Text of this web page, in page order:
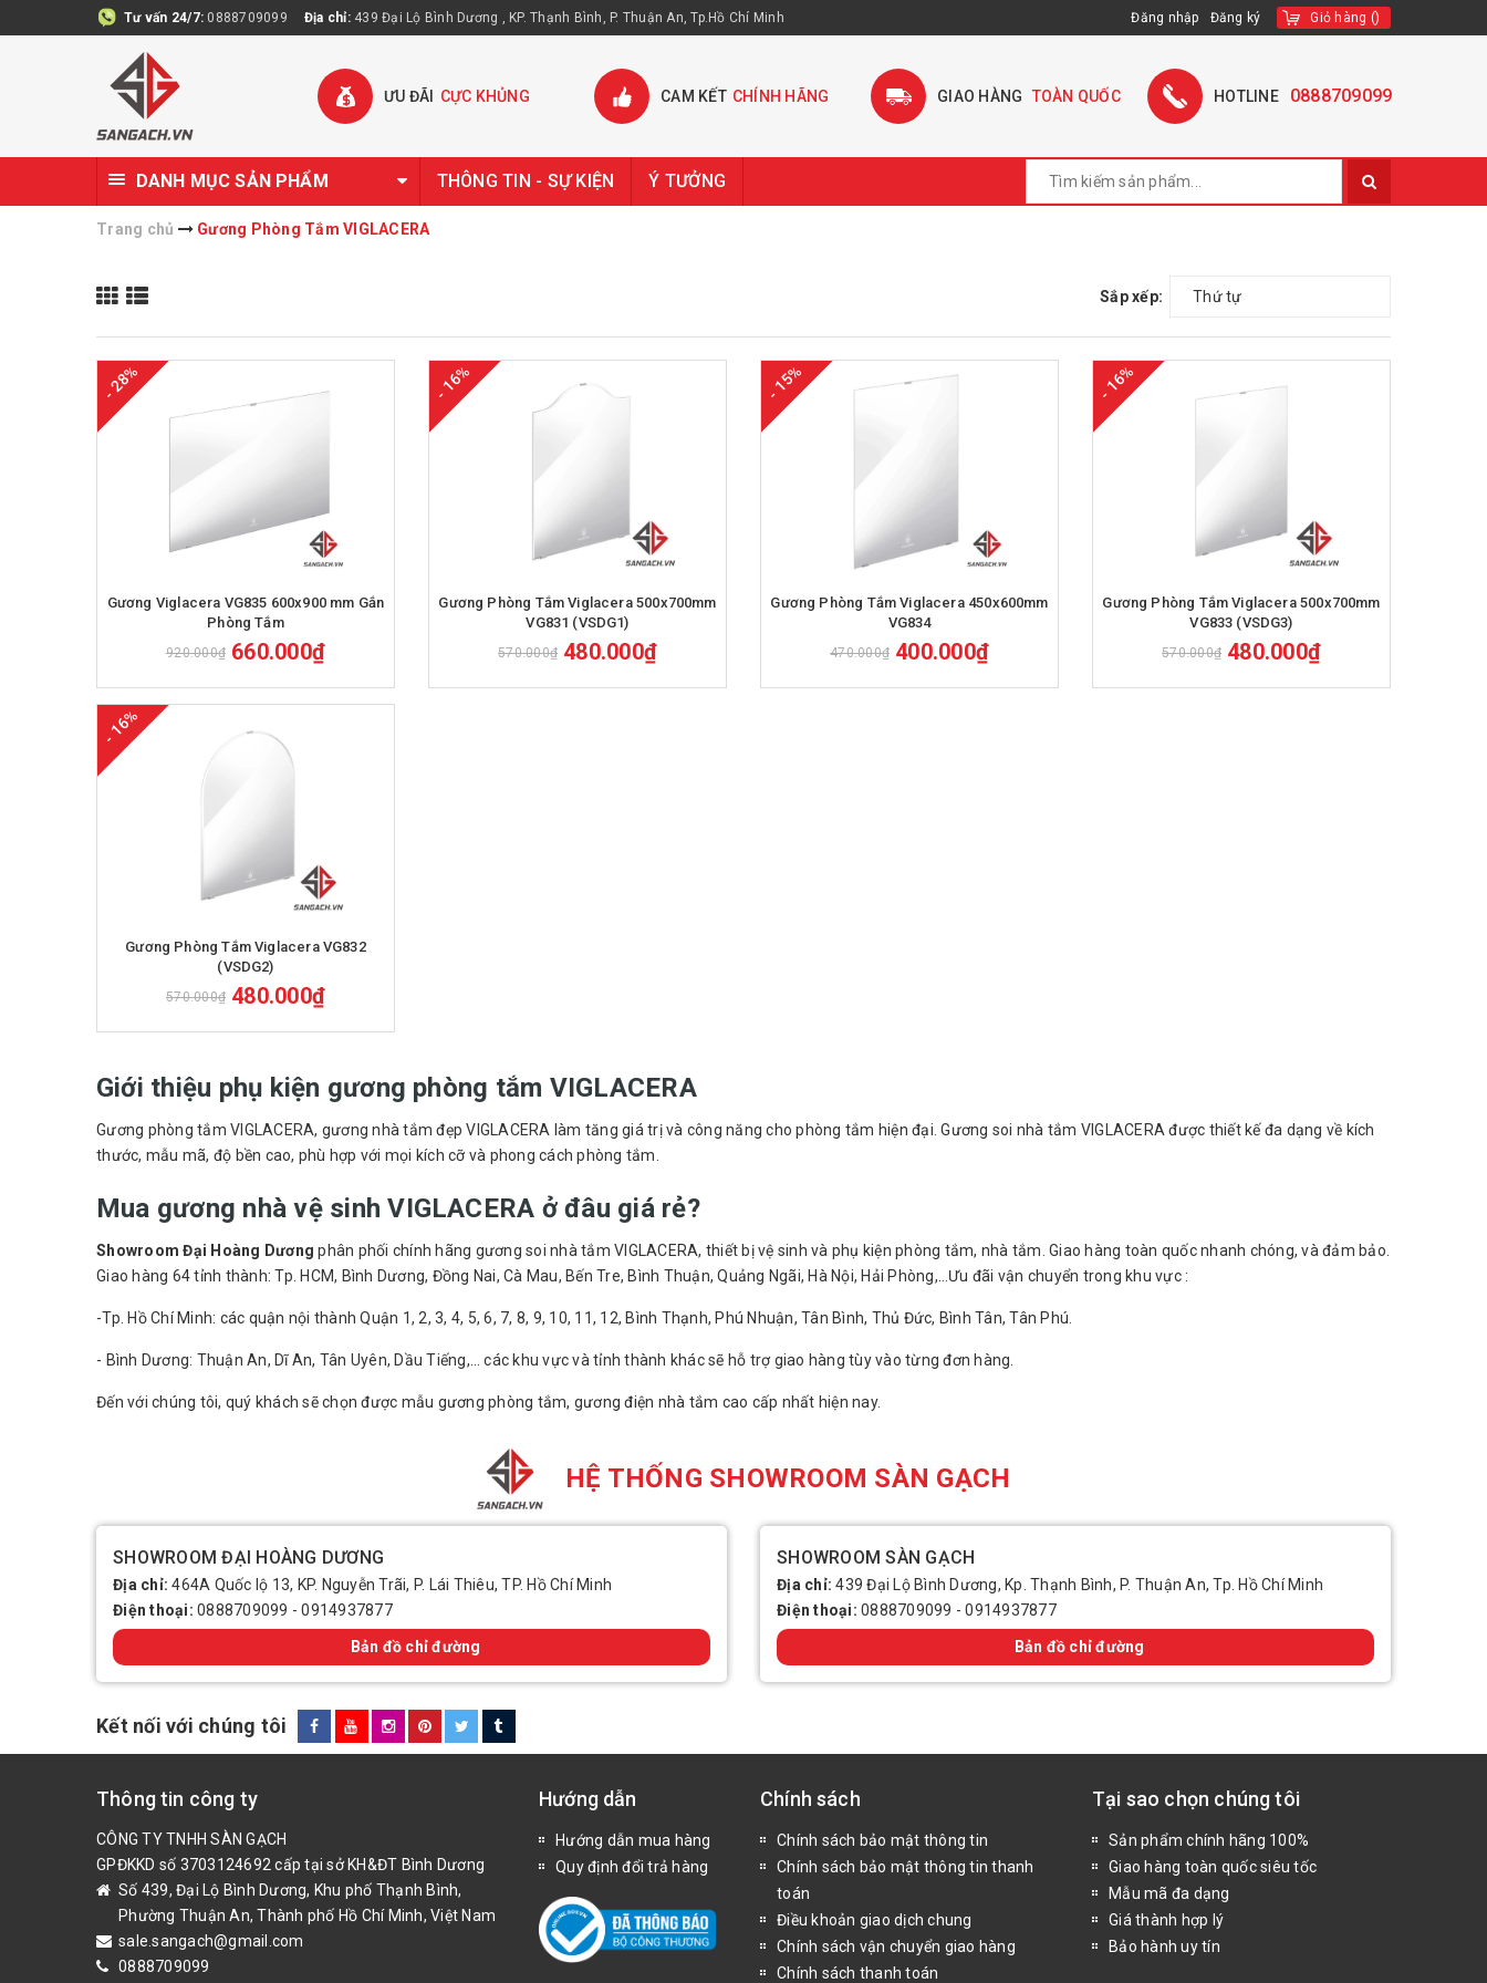
Tư vấn 24/7: 0888709099 Địa chỉ: 439 Đại Lộ Bình Dương , KP. Thạnh Bình, P. Thuận An, Tp.Hồ Chí Minh Đăng nhập Đăng ký Giỏ hàng ()
ƯU ĐÃI CỰC KHỦNG CAM KẾT CHÍNH HÃNG GIAO HÀNG TOÀN QUỐC HOTLINE 0888709099
DANH MỤC SẢN PHẨM THÔNG TIN - SỰ KIỆN Ý TƯỞNG
Trang chủ Gương Phòng Tắm VIGLACERA
Sắp xếp: Thứ tự
- 28%
Gương Viglacera VG835 600x900 mm Gắn
Phòng Tắm
920.000₫ 660.000₫
- 16%
Gương Phòng Tắm Viglacera 500x700mm
VG831 (VSDG1)
570.000₫ 480.000₫
- 15%
Gương Phòng Tắm Viglacera 450x600mm
VG834
470.000₫ 400.000₫
- 16%
Gương Phòng Tắm Viglacera 500x700mm
VG833 (VSDG3)
570.000₫ 480.000₫
- 16%
Gương Phòng Tắm Viglacera VG832
(VSDG2)
570.000₫ 480.000₫
Giới thiệu phụ kiện gương phòng tắm VIGLACERA
Gương phòng tắm VIGLACERA, gương nhà tắm đẹp VIGLACERA làm tăng giá trị và công năng cho phòng tắm hiện đại. Gương soi nhà tắm VIGLACERA được thiết kế đa dạng về kích
thước, mẫu mã, độ bền cao, phù hợp với mọi kích cỡ và phong cách phòng tắm.
Mua gương nhà vệ sinh VIGLACERA ở đâu giá rẻ?
Showroom Đại Hoàng Dương phân phối chính hãng gương soi nhà tắm VIGLACERA, thiết bị vệ sinh và phụ kiện phòng tắm, nhà tắm. Giao hàng toàn quốc nhanh chóng, và đảm bảo.
Giao hàng 64 tỉnh thành: Tp. HCM, Bình Dương, Đồng Nai, Cà Mau, Bến Tre, Bình Thuận, Quảng Ngãi, Hà Nội, Hải Phòng,…Ưu đãi vận chuyển trong khu vực :
-Tp. Hồ Chí Minh: các quận nội thành Quận 1, 2, 3, 4, 5, 6, 7, 8, 9, 10, 11, 12, Bình Thạnh, Phú Nhuận, Tân Bình, Thủ Đức, Bình Tân, Tân Phú.
- Bình Dương: Thuận An, Dĩ An, Tân Uyên, Dầu Tiếng,… các khu vực và tỉnh thành khác sẽ hỗ trợ giao hàng tùy vào từng đơn hàng.
Đến với chúng tôi, quý khách sẽ chọn được mẫu gương phòng tắm, gương điện nhà tắm cao cấp nhất hiện nay.
HỆ THỐNG SHOWROOM SÀN GẠCH
SHOWROOM ĐẠI HOÀNG DƯƠNG
Địa chỉ:464A Quốc lộ 13, KP. Nguyễn Trãi, P. Lái Thiêu, TP. Hồ Chí Minh
Điện thoại: 0888709099 -0914937877
Bản đồ chỉ đường
SHOWROOM SÀN GẠCH
Địa chỉ:439 Đại Lộ Bình Dương, Kp. Thạnh Bình, P. Thuận An, Tp. Hồ Chí Minh
Điện thoại: 0888709099 -0914937877
Bản đồ chỉ đường
Kết nối với chúng tôi
Thông tin công ty
CÔNG TY TNHH SÀN GẠCH
GPĐKKD số 3703124692 cấp tại sở KH&ĐT Bình Dương
Số 439, Đại Lộ Bình Dương, Khu phố Thạnh Bình,
Phường Thuận An, Thành phố Hồ Chí Minh, Việt Nam
sale.sangach@gmail.com
0888709099
Hướng dẫn
Hướng dẫn mua hàng
Quy định đổi trả hàng
Chính sách
Chính sách bảo mật thông tin
Chính sách bảo mật thông tin thanh
toán
Điều khoản giao dịch chung
Chính sách vận chuyển giao hàng
Chính sách thanh toán
Tại sao chọn chúng tôi
Sản phẩm chính hãng 100%
Giao hàng toàn quốc siêu tốc
Mẫu mã đa dạng
Giá thành hợp lý
Bảo hành uy tín